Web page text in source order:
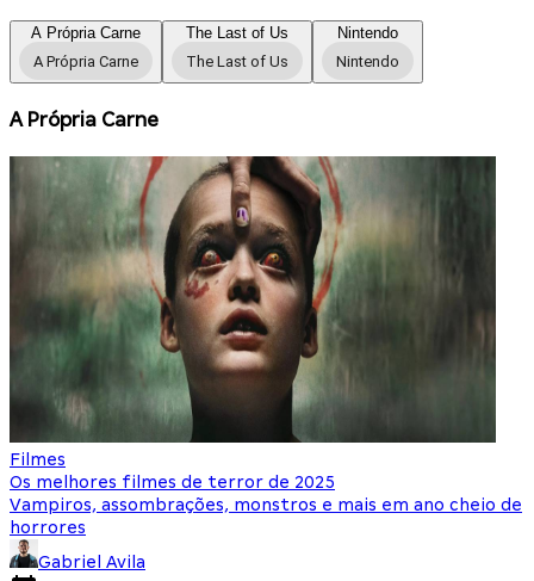
A Própria Carne
A Própria Carne
The Last of Us
The Last of Us
Nintendo
Nintendo
A Própria Carne
Filmes
Os melhores filmes de terror de 2025
Vampiros, assombrações, monstros e mais em ano cheio de
horrores
Gabriel Avila